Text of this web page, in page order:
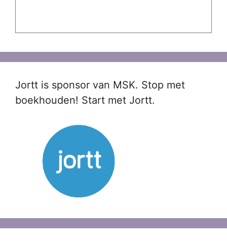
Jortt is sponsor van MSK. Stop met
boekhouden! Start met Jortt.